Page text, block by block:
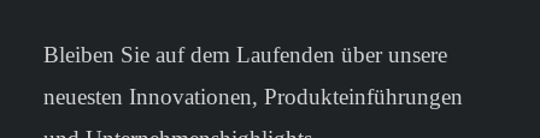
Bleiben Sie auf dem Laufenden über unsere
neuesten Innovationen, Produkteinführungen